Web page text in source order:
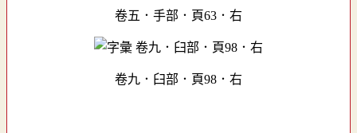
卷五．手部．頁63．右
卷九．臼部．頁98．右